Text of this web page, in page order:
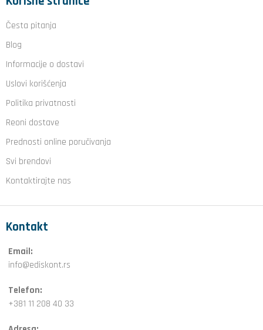
Česta pitanja
Blog
Informacije o dostavi
Uslovi korišćenja
Politika privatnosti
Reoni dostave
Prednosti online poručivanja
Svi brendovi
Kontaktirajte nas
Kontakt
Email:
info@ediskont.rs
Telefon:
+381 11 208 40 33